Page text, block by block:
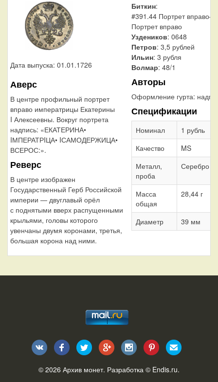
Дата выпуска: 01.01.1726
Аверс
В центре профильный портрет
вправо императрицы Екатерины
I Алексеевны. Вокруг портрета
надпись: «ЕКАТЕРИНА•
IМПЕРАТРIЦА• IСАМОДЕРЖИЦА•
ВСЕРОС:».
Реверс
В центре изображен
Государственный Герб Российской
империи — двуглавый орёл
с поднятыми вверх распущенными
крыльями, головы которого
увенчаны двумя коронами, третья,
большая корона над ними.
Биткин:
#391.44 Портрет
Портрет вправо
Уздеников: 0648
Петров: 3,5 рублей
Ильин: 3 рубля
Волмар: 48/1
Авторы
Оформление гурта:
Спецификации
Номинал
1 рубль
Качество
MS
Металл,
проба
Серебро
Масса
общая
28,44 г
Диаметр 39 мм
© 2026 Архив монет. Разработка © Endis.ru.